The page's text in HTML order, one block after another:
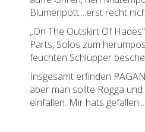
Blumenpott....erst recht
„On The Outskirt Of
Parts, Solos zum
feuchten Schlüpper
Insgesamt erfinden
aber man sollte Rogga
einfallen. Mir hats gefallen...